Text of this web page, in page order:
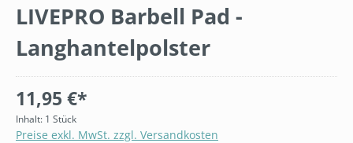
LIVEPRO Barbell Pad -
Langhantelpolster
11,95 €*
Inhalt: 1 Stück
Preise exkl. MwSt. zzgl. Versandkosten